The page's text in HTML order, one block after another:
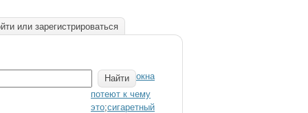
или зарегистрироваться
окна
потеют к чему
это;сигаретный